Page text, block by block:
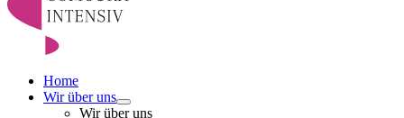
Home
Wir über uns
Wir über uns